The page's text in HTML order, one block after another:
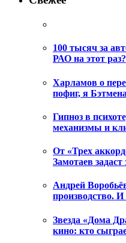
100 тысяч за
РАО на этот раз?
Харламов о
пофиг, я
Гипноз в
механизмы и
От «Трех
Замотаев
Андрей
производство. И
Звезда «Дома
кино: кто